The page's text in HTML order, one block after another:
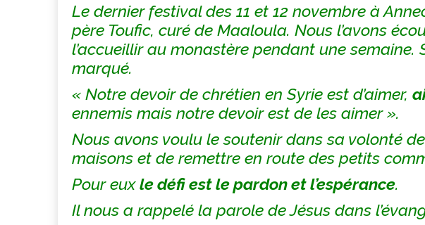
Le dernier festival des 11 et 12 novembre à
père Toufic, curé de Maaloula. Nous l’avons
l’accueillir au monastère pendant une
marqué.
« Notre devoir de chrétien en Syrie est d’aimer,
ennemis mais notre devoir est de les aimer ».
Nous avons voulu le soutenir dans sa volonté
maisons et de remettre en route des petits
Pour euxle défi est le pardon et l’espérance.
Il nous a rappelé la parole de Jésus dans